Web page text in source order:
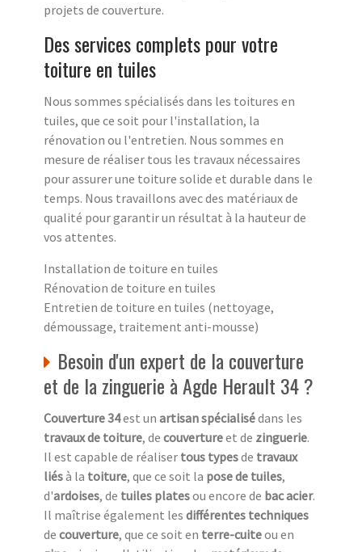
projets de couverture.
Des services complets pour votre
toiture en tuiles
Nous sommes spécialisés dans les toitures en
tuiles, que ce soit pour l'installation, la
rénovation ou l'entretien. Nous sommes en
mesure de réaliser tous les travaux nécessaires
pour assurer une toiture solide et durable dans le
temps. Nous travaillons avec des matériaux de
qualité pour garantir un résultat à la hauteur de
vos attentes.
Installation de toiture en tuiles
Rénovation de toiture en tuiles
Entretien de toiture en tuiles (nettoyage,
démoussage, traitement anti-mousse)
Besoin d'un expert de la couverture
et de la zinguerie à Agde Herault 34 ?
Couverture 34est un artisan spécialisédans les
travaux de toiture, de couvertureet de zinguerie.
Il est capable de réaliser tous typesde travaux
liésà la toiture, que ce soit la pose de tuiles,
d'ardoises, de tuiles platesou encore de bac acier.
Il maîtrise également les différentes techniques
de couverture, que ce soit en terre-cuiteou en